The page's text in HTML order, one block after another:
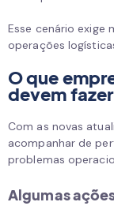
Esse cenário exige
operações
O que
devem
Com as novas
acompanhar de
problemas
Algumas